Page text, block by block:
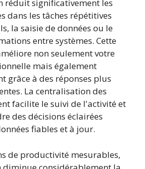
réduit significativement les
dans les tâches répétitives
la saisie de données ou le
entre systèmes. Cette
non seulement votre
mais également
grâce à des réponses plus
La centralisation des
facilite le suivi de l'activité et
des décisions éclairées
fiables et à jour.
de productivité mesurables,